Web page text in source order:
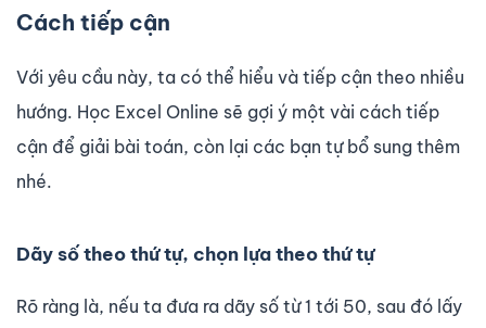
Cách tiếp cận
Với yêu cầu này, ta có thể hiểu và tiếp cận theo nhiều
hướng. Học Excel Online sẽ gợi ý một vài cách tiếp
cận để giải bài toán, còn lại các bạn tự bổ sung thêm
nhé.
Dãy số theo thứ tự, chọn lựa theo thứ tự
Rõ ràng là, nếu ta đưa ra dãy số từ 1 tới 50, sau đó lấy